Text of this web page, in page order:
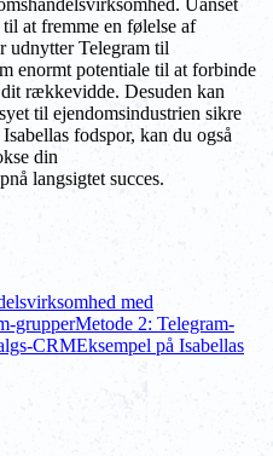
at fremme en følelse af
udnytter Telegram til
enormt potentiale til at forbinde
rækkevidde. Desuden kan
til ejendomsindustrien sikre
fodspor, kan du også
din
langsigtet succes.
med
grupperMetode 2: Telegram-
CRMEksempel på Isabellas